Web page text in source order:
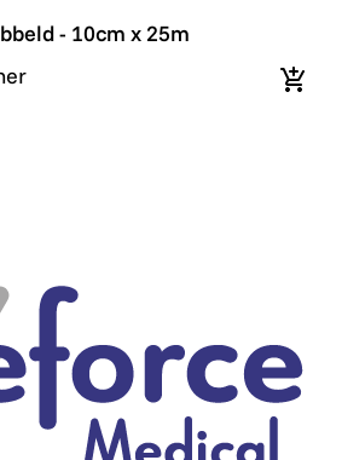
- 10cm x 25m
- 10cm x 25m
In